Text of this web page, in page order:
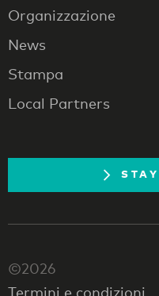
Organizzazione
News
Stampa
Local Partners
©2026
Termini e condizioni